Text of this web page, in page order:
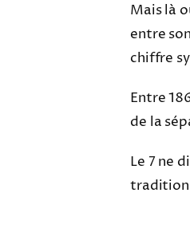
Mais là
entre
chiffre
Entre
de la
Le 7 ne
tradition